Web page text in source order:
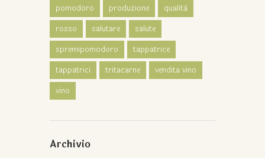
pomodoro
produzione
qualità
rosso
salutare
salute
spremipomodoro
tappatrice
tappatrici
tritacarne
vendita vino
vino
Archivio